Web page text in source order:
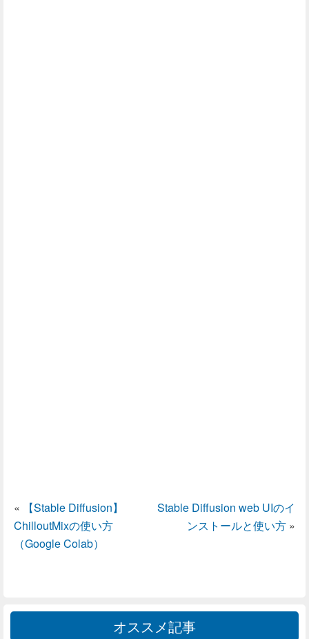
«
【Stable Diffusion】
ChilloutMixの使い方
（Google Colab）
Stable Diffusion web UIのイ
ンストールと使い方 »
オススメ記事